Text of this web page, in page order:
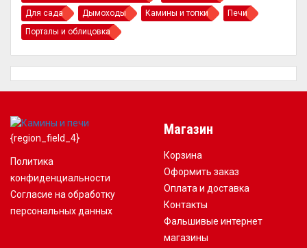
Для сада
Дымоходы Камины и топки
Печи
Порталы и облицовка
{region_field_4}
Политика
конфиденциальности
Согласие на обработку
персональных данных
Магазин
Корзина
Оформить заказ
Оплата и доставка
Контакты
Фальшивые интернет
магазины